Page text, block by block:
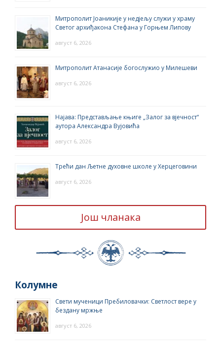
Митрополит Јоаникије у недјељу служи у храму
Светог архиђакона Стефана у Горњем Липову
август 6, 2026
Митрополит Атанасије богослужио у Милешеви
август 6, 2026
Најава: Представљање књиге „Залог за вјечност“
аутора Александра Вујовића
август 6, 2026
Трећи дан Љетне духовне школе у Херцеговини
август 6, 2026
Још чланака
Колумне
Свети мученици Пребиловачки: Светлост вере у
бездану мржње
август 6, 2026